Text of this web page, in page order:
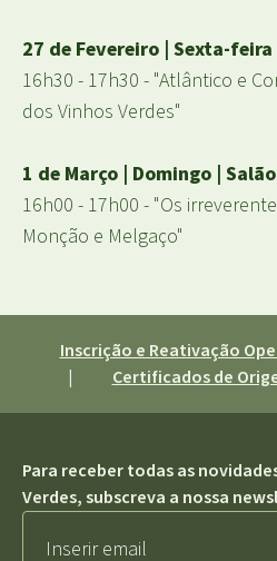
27 de Fevereiro | Sexta-
16h30 - 17h30 - "Atlântico e
dos Vinhos Verdes"
1 de Março | Domingo |
16h00 - 17h00 - "Os
Monção e Melgaço"
Inscrição e Reativação
|
Certificados de
Para receber todas as
Verdes, subscreva a nossa